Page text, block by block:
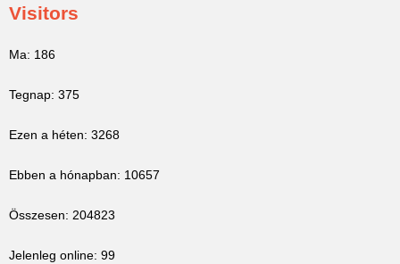
Visitors
Ma: 186
Tegnap: 375
Ezen a héten: 3268
Ebben a hónapban: 10657
Összesen: 204823
Jelenleg online: 99